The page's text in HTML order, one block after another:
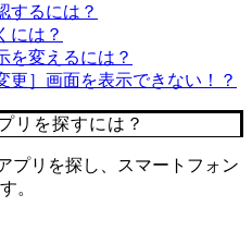
するには？
には？
を変えるには？
更］画面を表示できない！？
リを探すには？
プリを探し、スマートフォン
。